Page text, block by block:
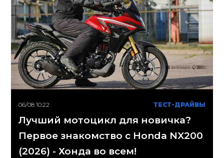
06/08 10:22 ТЕСТ-ДРАЙВЫ
Лучший мотоцикл для новичка?
Первое знакомство с Honda NX200
(2026) - Хонда во всем!